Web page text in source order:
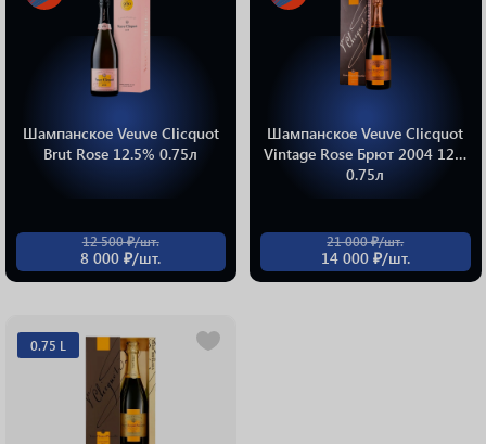
Шампанское Veuve Clicquot
Brut Rose 12.5% 0.75л
12 500 ₽/шт.
8 000 ₽/шт.
Шампанское Veuve Clicquot
Vintage Rose Брют 2004 12%
0.75л
21 000 ₽/шт.
14 000 ₽/шт.
0.75 L